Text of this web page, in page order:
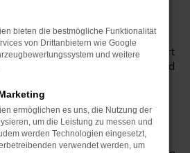
passt perfekt nach Düsseldorf
Fahrzeug für Sie. Der
darin, dass sowohl der
Strecken souverän gemeistert
herausragende Ausstattung und
der Motorisierung. Wir
Ihnen den VW T-Roc sowohl
EU-Import sowie als Gebraucht-
haben Sie die ganz große
komplett selbst, mit welchem
bieten die bestmögliche Funktionalität
von Drittanbietern wie Google
und weitere
ermöglichen es uns, die Nutzung der
um die Leistung zu messen und
werden Technologien eingesetzt,
verwendet werden, um